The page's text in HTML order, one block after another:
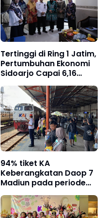
Tertinggi di Ring 1 Jatim,
Pertumbuhan Ekonomi
Sidoarjo Capai 6,16
Persen Diikuti Angka
Kemiskinan Turun
94% tiket KA
Keberangkatan Daop 7
Madiun pada periode
Libur Panjang Kenaikan
Isa Al Masih telah terjual
habis